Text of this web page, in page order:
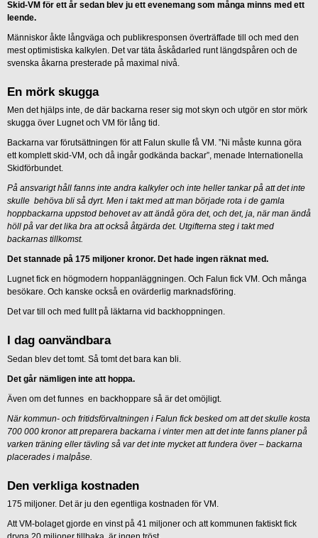
Skid-VM för ett år sedan blev ju ett evenemang som många minns med ett
leende.
Människor åkte långväga och publikresponsen överträffade till och med den
mest optimistiska kalkylen. Det var täta åskådarled runt längdspåren och de
svenska åkarna presterade på maximal nivå.
En mörk skugga
Men det hjälps inte, de där backarna reser sig mot skyn och utgör en stor mörk
skugga över Lugnet och VM för lång tid.
Backarna var förutsättningen för att Falun skulle få VM. ”Ni måste kunna göra
ett komplett skid-VM, och då ingår godkända backar”, menade Internationella
Skidförbundet.
På ansvarigt håll fanns inte andra kalkyler och inte heller tankar på att det inte
skulle behöva bli så dyrt. Men i takt med att man började rota i de gamla
hoppbackarna uppstod behovet av att ändå göra det, och det, ja, när man ändå
höll på var det lika bra att också åtgärda det. Utgifterna steg i takt med
backarnas tillkomst.
Det stannade på 175 miljoner kronor. Det hade ingen räknat med.
Lugnet fick en högmodern hoppanläggningen. Och Falun fick VM. Och många
besökare. Och kanske också en ovärderlig marknadsföring.
Det var till och med fullt på läktarna vid backhoppningen.
I dag oanvändbara
Sedan blev det tomt. Så tomt det bara kan bli.
Det går nämligen inte att hoppa.
Även om det funnes en backhoppare så är det omöjligt.
När kommun- och fritidsförvaltningen i Falun fick besked om att det skulle kosta
700 000 kronor att preparera backarna i vinter men att det inte fanns planer på
varken träning eller tävling så var det inte mycket att fundera över – backarna
placerades i malpåse.
Den verkliga kostnaden
175 miljoner. Det är ju den egentliga kostnaden för VM.
Att VM-bolaget gjorde en vinst på 41 miljoner och att kommunen faktiskt fick